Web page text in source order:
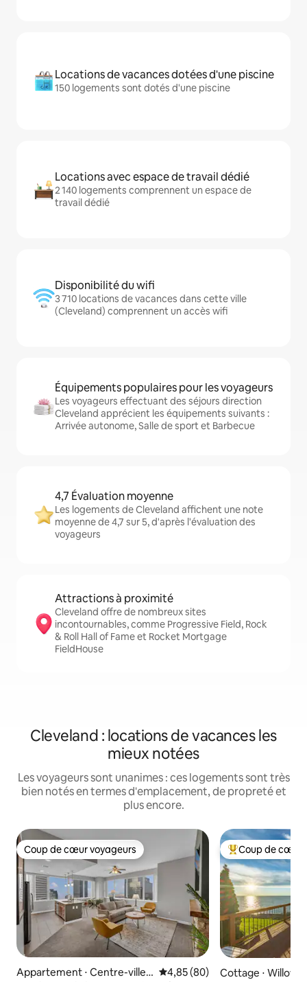
Locations de vacances dotées d'une piscine
150 logements sont dotés d'une piscine
Locations avec espace de travail dédié
2 140 logements comprennent un espace de
travail dédié
Disponibilité du wifi
3 710 locations de vacances dans cette ville
(Cleveland) comprennent un accès wifi
Équipements populaires pour les voyageurs
Les voyageurs effectuant des séjours direction
Cleveland apprécient les équipements suivants :
Arrivée autonome, Salle de sport et Barbecue
4,7 Évaluation moyenne
Les logements de Cleveland affichent une note
moyenne de 4,7 sur 5, d'après l'évaluation des
voyageurs
Attractions à proximité
Cleveland offre de nombreux sites
incontournables, comme Progressive Field, Rock
& Roll Hall of Fame et Rocket Mortgage
FieldHouse
Cleveland : locations de vacances les
mieux notées
Les voyageurs sont unanimes : ces logements sont très
bien notés en termes d'emplacement, de propreté et
plus encore.
Coup de cœur voyageurs
Coup de cœur voyageurs
Appartement ⋅ Centre-ville
Évaluation moyenne sur la
4,85 (80)
Coups de cœur
Coup de cœur
Cottage ⋅